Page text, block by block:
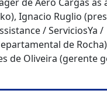
Ignacio Ruglio
/ ServiciosYa /
de
de Oliveira (gerente